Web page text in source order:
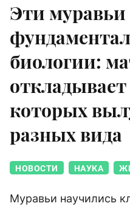
Эти
биологии:
которых
разных вида
НОВОСТИ НАУКА
Муравьи научились